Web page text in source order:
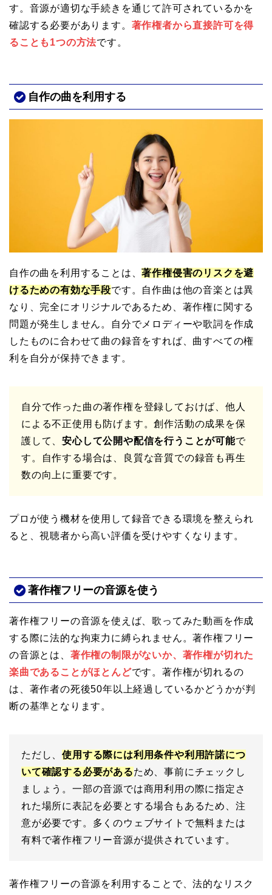
す。音源が適切な手続きを通じて許可されているかを
確認する必要があります。 著作権者から直接許可を得
ることも1つの方法です。
自作の曲を利用する
自作の曲を利用することは、著作権侵害のリスクを避
けるための有効な手段です。自作曲は他の音楽とは異
なり、完全にオリジナルであるため、著作権に関する
問題が発生しません。自分でメロディーや歌詞を作成
したものに合わせて曲の録音をすれば、曲すべての権
利を自分が保持できます。
自分で作った曲の著作権を登録しておけば、他人
による不正使用も防げます。創作活動の成果を保
護して、安心して公開や配信を行うことが可能で
す。自作する場合は、良質な音質での録音も再生
数の向上に重要です。
プロが使う機材を使用して録音できる環境を整えられ
ると、視聴者から高い評価を受けやすくなります。
著作権フリーの音源を使う
著作権フリーの音源を使えば、歌ってみた動画を作成
する際に法的な拘束力に縛られません。著作権フリー
の音源とは、 著作権の制限がないか、著作権が切れた
楽曲であることがほとんどです。著作権が切れるの
は、著作者の死後50年以上経過しているかどうかが判
断の基準となります。
ただし、使用する際には利用条件や利用許諾につ
いて確認する必要があるため、事前にチェックし
ましょう。一部の音源では商用利用の際に指定さ
れた場所に表記を必要とする場合もあるため、注
意が必要です。多くのウェブサイトで無料または
有料で著作権フリー音源が提供されています。
著作権フリーの音源を利用することで、法的なリスク